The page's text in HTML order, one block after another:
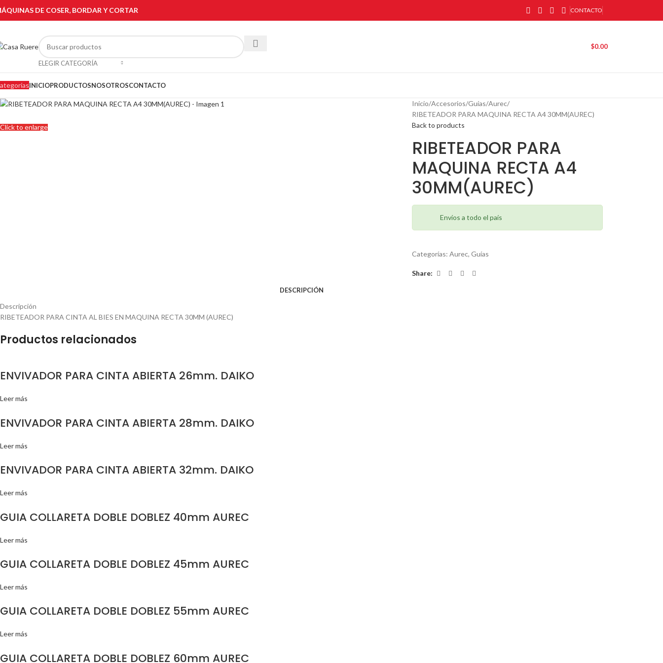
DE COSER, BORDAR Y CORTAR CONTACTO
ELEGIR CATEGORÍA
$0.00
INICIOPRODUCTOSNOSOTROSCONTACTO
Click to enlarge
Inicio Accesorios Guías Aurec
RIBETEADOR PARA MAQUINA RECTA A4 30MM(AUREC)
Back to products
RIBETEADOR PARA
MAQUINA RECTA A4
30MM(AUREC)
Envíos a todo el país
Categorías: Aurec, Guías
Share:
DESCRIPCIÓN
Descripción
RIBETEADOR PARA CINTA AL BIES EN MAQUINA RECTA 30MM (AUREC)
Productos relacionados
ENVIVADOR PARA CINTA ABIERTA 26mm. DAIKO
Leer más
ENVIVADOR PARA CINTA ABIERTA 28mm. DAIKO
Leer más
ENVIVADOR PARA CINTA ABIERTA 32mm. DAIKO
Leer más
GUIA COLLARETA DOBLE DOBLEZ 40mm AUREC
Leer más
GUIA COLLARETA DOBLE DOBLEZ 45mm AUREC
Leer más
GUIA COLLARETA DOBLE DOBLEZ 55mm AUREC
Leer más
GUIA COLLARETA DOBLE DOBLEZ 60mm AUREC